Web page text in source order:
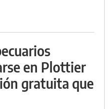
en Plottier
gratuita que